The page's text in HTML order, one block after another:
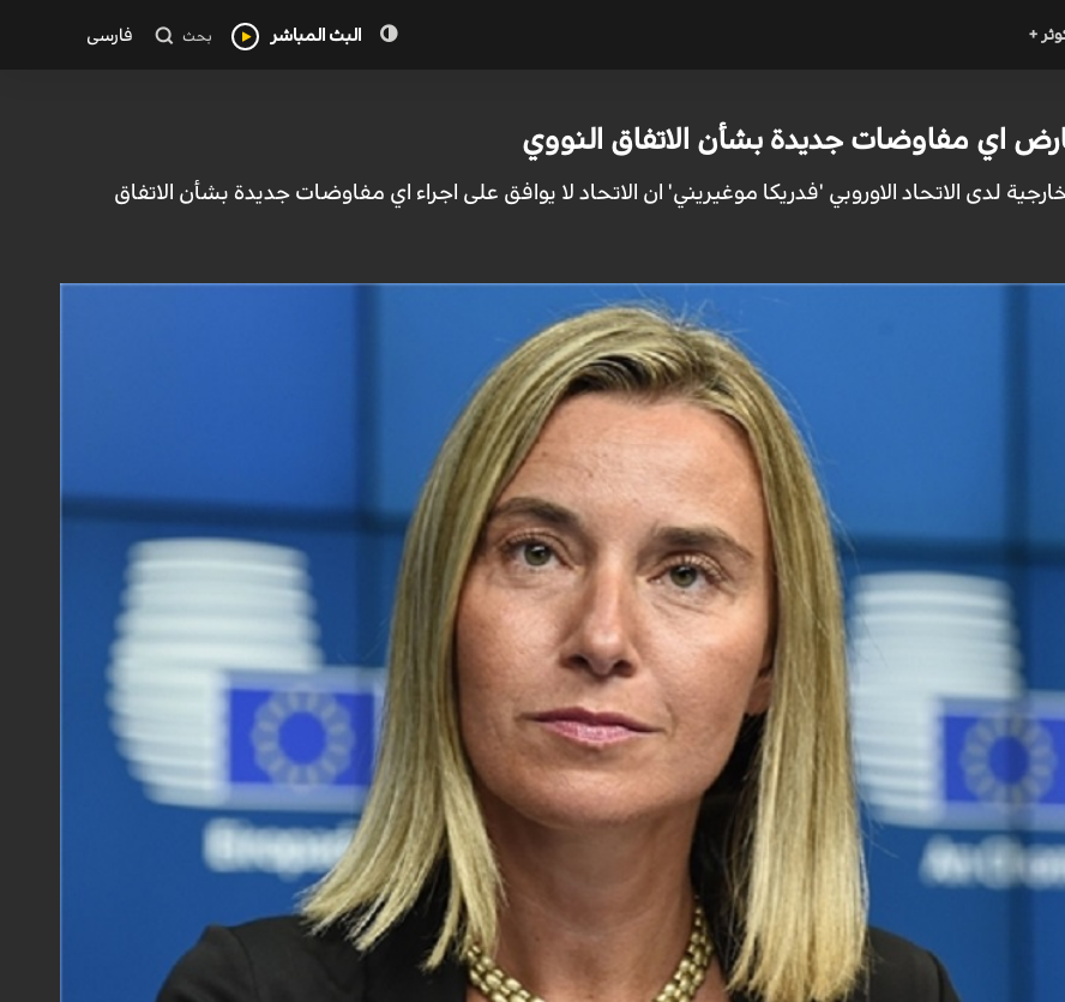
+ البث المباشر بحث فارسی
اي مفاوضات جديدة بشأن الاتفاق النووي
لدى الاتحاد الاوروبي 'فدريكا موغيريني' ان الاتحاد لا يوافق على اجراء اي مفاوضات جديدة بشأن الاتفاق